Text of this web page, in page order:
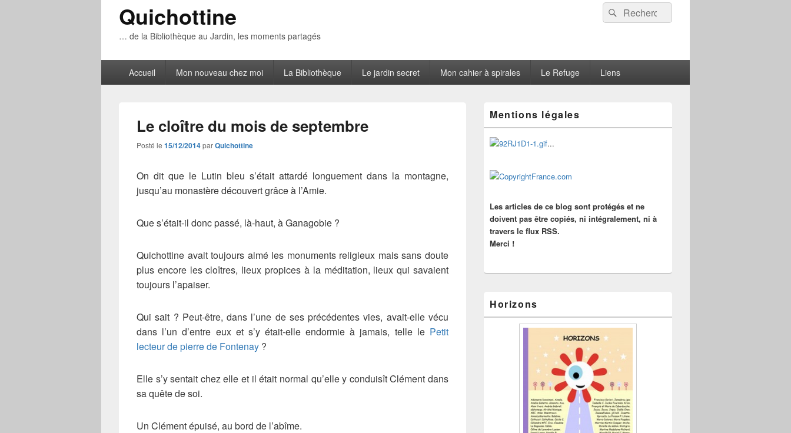
Quichottine
… de la Bibliothèque au Jardin, les moments partagés
Recherche :
Rechercher
principalAccueil Mon nouveau chez moi La Bibliothèque Le jardin secret Mon cahier à spirales Le Refuge Liens
Le cloître du mois de septembre
Posté le 15/12/2014parQuichottine
On dit que le Lutin bleu s’était attardé longuement dans la montagne,
jusqu’au monastère découvert grâce à l’Amie.
Que s’était-il donc passé, là-haut, à Ganagobie ?
Quichottine avait toujours aimé les monuments religieux mais sans doute
plus encore les cloîtres, lieux propices à la méditation, lieux qui savaient
toujours l’apaiser.
Qui sait ? Peut-être, dans l’une de ses précédentes vies, avait-elle vécu
dans l’un d’entre eux et s’y était-elle endormie à jamais, telle le Petit
lecteur de pierre de Fontenay ?
Elle s’y sentait chez elle et il était normal qu’elle y conduisît Clément dans
sa quête de soi.
Un Clément épuisé, au bord de l’abîme.
principale
de
widget
pour
barre
latérale
Mentions légales
...
Les articles de ce blog sont protégés et ne
doivent pas être copiés, ni intégralement, ni à
travers le flux RSS.
Merci !
Horizons